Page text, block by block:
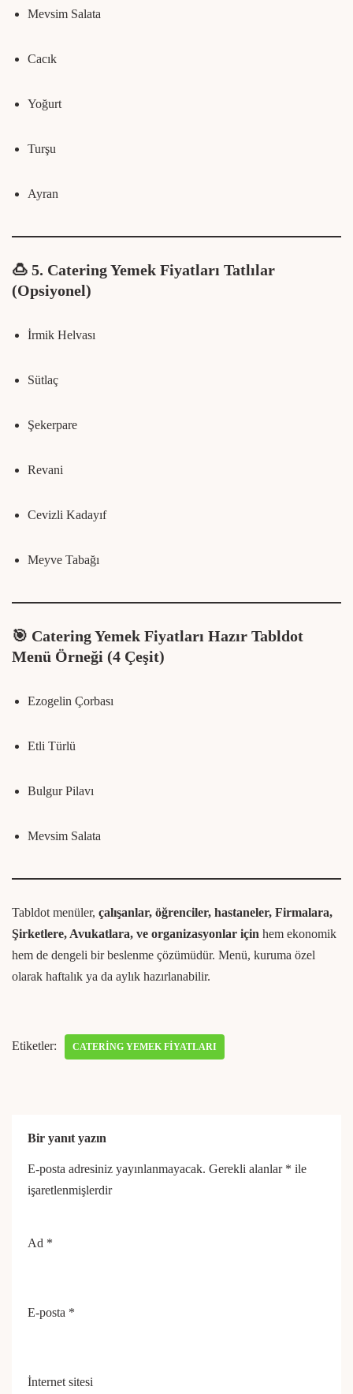
Mevsim Salata
Cacık
Yoğurt
Turşu
Ayran
🍮 5. Catering Yemek Fiyatları Tatlılar
(Opsiyonel)
İrmik Helvası
Sütlaç
Şekerpare
Revani
Cevizli Kadayıf
Meyve Tabağı
🎯 Catering Yemek Fiyatları Hazır Tabldot
Menü Örneği (4 Çeşit)
Ezogelin Çorbası
Etli Türlü
Bulgur Pilavı
Mevsim Salata
Tabldot menüler, çalışanlar, öğrenciler, hastaneler, Firmalara,
Şirketlere, Avukatlara, ve organizasyonlar için hem ekonomik
hem de dengeli bir beslenme çözümüdür. Menü, kuruma özel
olarak haftalık ya da aylık hazırlanabilir.
Etiketler: CATERING YEMEK FIYATLARI
Bir yanıt yazın
E-posta adresiniz yayınlanmayacak. Gerekli alanlar * ile
işaretlenmişlerdir
Ad *
E-posta *
İnternet sitesi